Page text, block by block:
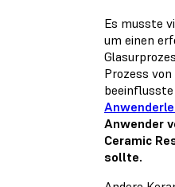
Es musste
um einen
Prozess
beeinflusste
Anwender
Ceramic
sollte.